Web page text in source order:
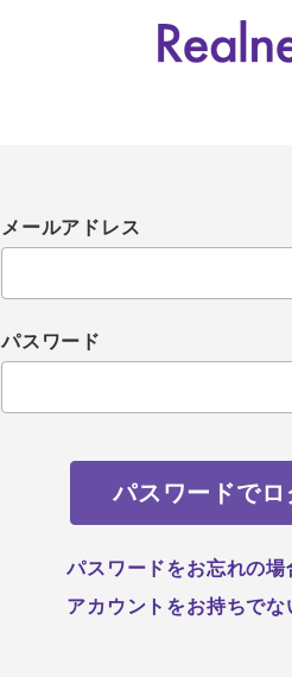
メールアドレス
パスワード
パスワードでロ
パスワードをお忘れの場
アカウントをお持ちでな